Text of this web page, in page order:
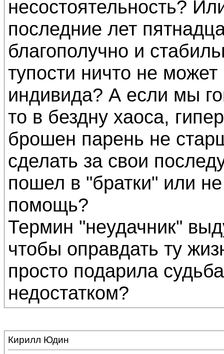
несостоятельность?
последние лет
благополучно и
тупости ничто не
индивида? А если мы
то в бездну хаоса,
брошен парень не
сделать за свои
пошел в "братки" или
помощь?
Термин "неудачник"
чтобы оправдать ту
просто подарила
недостатком?
Кирилл Юдин